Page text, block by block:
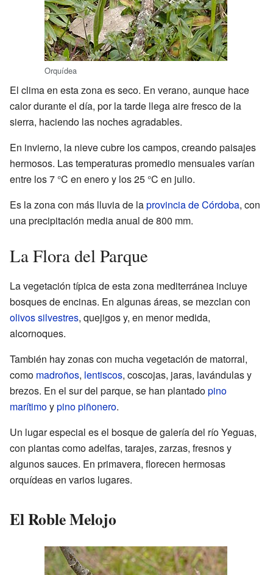
Orquídea
El clima en esta zona es seco. En verano, aunque hace
calor durante el día, por la tarde llega aire fresco de la
sierra, haciendo las noches agradables.
En invierno, la nieve cubre los campos, creando paisajes
hermosos. Las temperaturas promedio mensuales varían
entre los 7 °C en enero y los 25 °C en julio.
Es la zona con más lluvia de laprovincia de Córdoba, con
una precipitación media anual de 800 mm.
La Flora del Parque
La vegetación típica de esta zona mediterránea incluye
bosques de encinas. En algunas áreas, se mezclan con
olivos silvestres, quejigos y, en menor medida,
alcornoques.
También hay zonas con mucha vegetación de matorral,
como madroños, lentiscos, coscojas, jaras, lavándulas y
brezos. En el sur del parque, se han plantadopino
marítimoypino piñonero.
Un lugar especial es el bosque de galería del río Yeguas,
con plantas como adelfas, tarajes, zarzas, fresnos y
algunos sauces. En primavera, florecen hermosas
orquídeas en varios lugares.
El Roble Melojo